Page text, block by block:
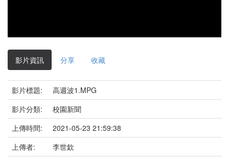
影片資訊 分享 收藏
影片標題:
高週波1.MPG
影片分類:
校園新聞
上傳時間:
2021-05-23 21:59:38
上傳者:
李世欽